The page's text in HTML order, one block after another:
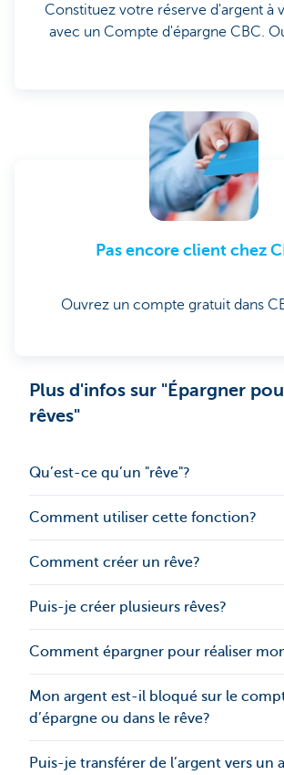
Constituez votre réserve d'argent à
avec un Compte d'épargne CBC.
Pas encore client chez
Ouvrez un compte gratuit dans
Plus d'infos sur "Épargner
rêves"
Qu’est-ce qu’un "rêve"?
Comment utiliser cette fonction?
Comment créer un rêve?
Puis-je créer plusieurs rêves?
Comment épargner pour réaliser
Mon argent est-il bloqué sur le
d’épargne ou dans le rêve?
Puis-je transférer de l’argent vers un